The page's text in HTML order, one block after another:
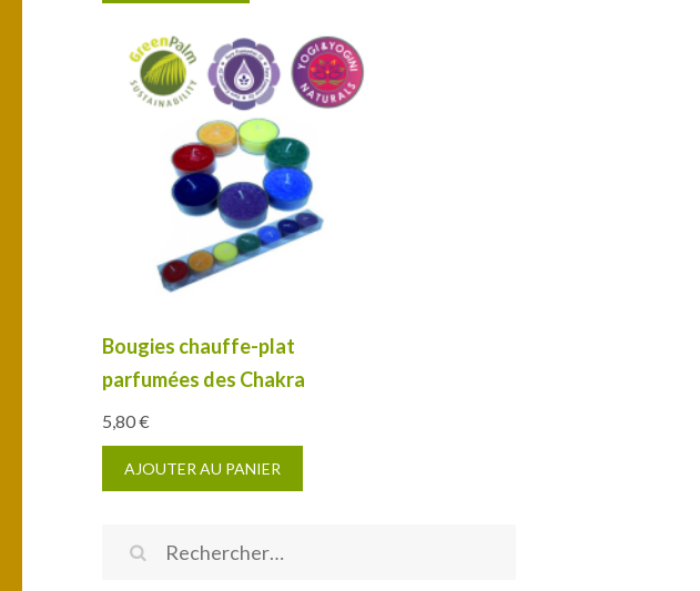
Bougies chauffe-plat
parfumées des Chakra
5,80€
AJOUTER AU PANIER
Rechercher :